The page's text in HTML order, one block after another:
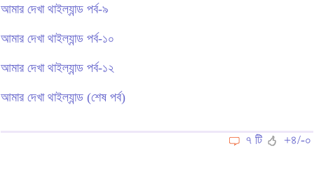
আমার দেখা থাইল্যান্ড পর্ব-৯
আমার দেখা থাইল্যান্ড পর্ব-১০
আমার দেখা থাইল্যান্ড পর্ব-১২
আমার দেখা থাইল্যান্ড (শেষ পর্ব)
৭ টি +৪/-০